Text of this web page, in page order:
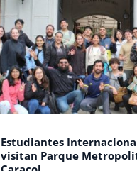
Estudiantes
visitan Parque